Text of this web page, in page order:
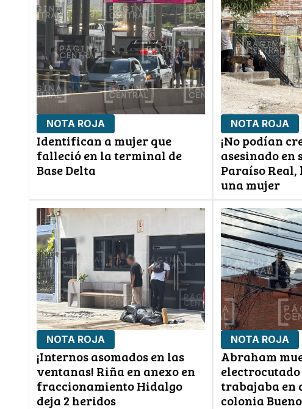
NOTA ROJA
Identifican a mujer que
falleció en la terminal de
Base Delta
NOTA ROJA
¡No podían
asesinado en
Paraíso
una mujer
NOTA ROJA
¡Internos asomados en las
ventanas! Riña en anexo en
fraccionamiento Hidalgo
deja 2 heridos
NOTA ROJA
Abraham
trabajaba en
colonia